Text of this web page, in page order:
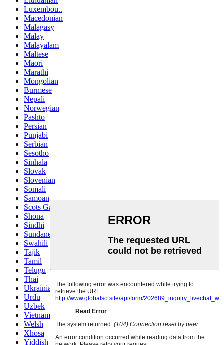
Luxembou..
Macedonian
Malagasy
Malay
Malayalam
Maltese
Maori
Marathi
Mongolian
Burmese
Nepali
Norwegian
Pashto
Persian
Punjabi
Serbian
Sesotho
Sinhala
Slovak
Slovenian
Somali
Samoan
Scots Gaelic
Shona
Sindhi
Sundanese
Swahili
Tajik
Tamil
Telugu
Thai
Ukrainian
Urdu
Uzbek
Vietnamese
Welsh
Xhosa
Yiddish